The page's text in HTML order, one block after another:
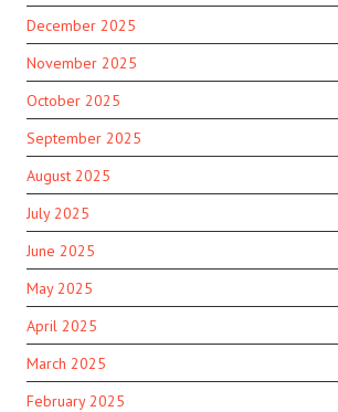
December 2025
November 2025
October 2025
September 2025
August 2025
July 2025
June 2025
May 2025
April 2025
March 2025
February 2025